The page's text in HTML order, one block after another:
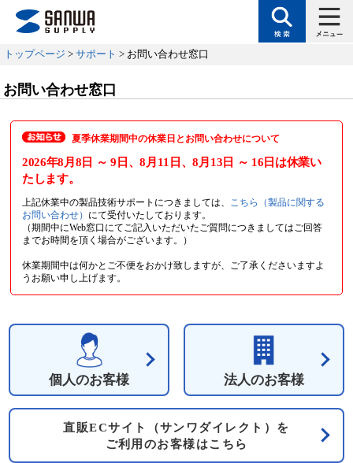
トップページ > サポート > お問い合わせ窓口
お問い合わせ窓口
夏季休業期間中の休業日とお問い合わせについて
2026年8月8日 ～ 9日 、8月11日 、8月13日 ～ 16日 は休業い
たします。
上記休業中の製品技術サポートにつきましては、
こちら（製品に関する
お問い合わせ） にて受付いたしております。
（期間中にWeb窓口にてご記入いただいたご質問につきましてはご回答
までお時間を頂く場合がございます。）
休業期間中は何かとご不便をおかけ致しますが、ご了承くださいますよ
うお願い申し上げます。
個人のお客様 法人のお客様
直販ECサイト（サンワダイレクト）を
ご利用のお客様はこちら